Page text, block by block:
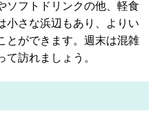
ソフトドリンクの他、軽食
小さな浜辺もあり、よりい
とができます。週末は混雑
て訪れましょう。